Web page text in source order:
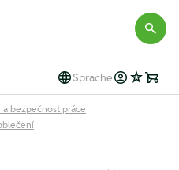
Sprache
bezpečnost práce